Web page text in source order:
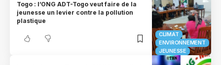
CLIMAT
ENVIRONNEMENT
JEUNESSE
Togo : l’ONG ADT-Togo veut faire de la
jeunesse un levier contre la pollution
plastique